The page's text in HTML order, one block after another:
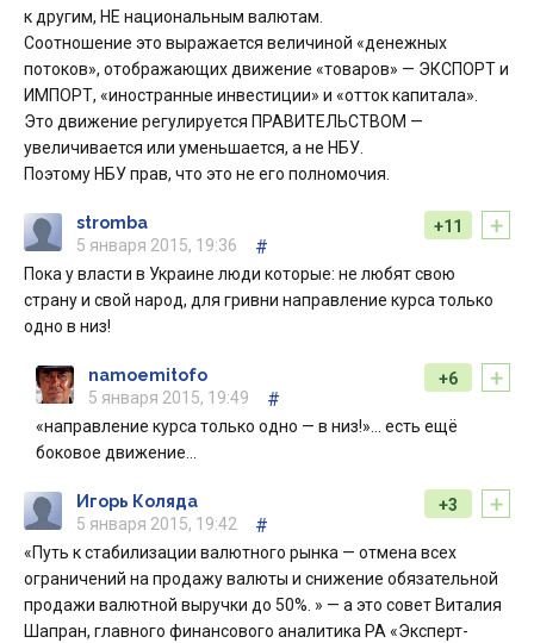
к другим, НЕ национальным валютам.
Соотношение это выражается величиной «денежных
потоков», отображающих движение «товаров» — ЭКСПОРТ и
ИМПОРТ, «иностранные инвестиции» и «отток капитала».
Это движение регулируется ПРАВИТЕЛЬСТВОМ —
увеличивается или уменьшается, а не НБУ.
Поэтому НБУ прав, что это не его полномочия.
+
+11
stromba
5 января 2015, 19:36
#
Пока у власти в Украине люди которые: не любят свою
страну и свой народ, для гривни направление курса только
одно в низ!
+
+6
namoemitofo
5 января 2015, 19:49
#
«направление курса только одно — в низ!»… есть ещё
боковое движение…
+
+3
Игорь Коляда
5 января 2015, 19:42
#
«Путь к стабилизации валютного рынка — отмена всех
ограничений на продажу валюты и снижение обязательной
продажи валютной выручки до 50%. » — а это совет Виталия
Шапран, главного финансового аналитика РА «Эксперт-